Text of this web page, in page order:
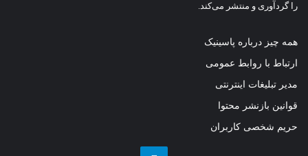
را گردآوری و منتشر می‌کند.
همه چیز درباره پاسینیک
ارتباط با روابط عمومی
مدیر تبلیغات اینترنتی
قوانین بازنشر محتوا
حریم شخصی کاربران